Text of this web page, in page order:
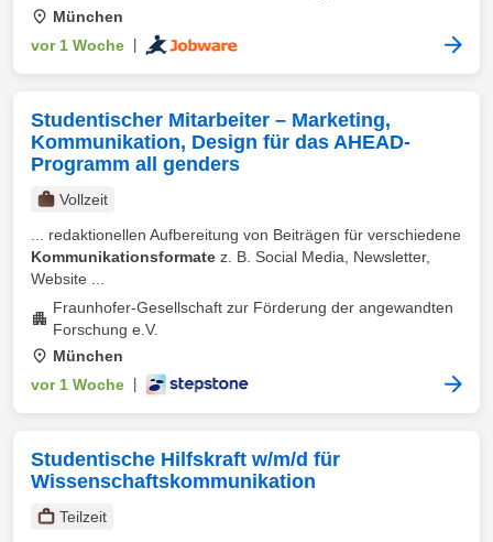
München
vor 1 Woche
Studentischer Mitarbeiter – Marketing,
Kommunikation, Design für das AHEAD-
Programm all genders
Vollzeit
... redaktionellen Aufbereitung von Beiträgen für verschiedene
Kommunikationsformate z. B. Social Media, Newsletter,
Website ...
Fraunhofer-Gesellschaft zur Förderung der angewandten
Forschung e.V.
München
vor 1 Woche
Studentische Hilfskraft w/m/d für
Wissenschaftskommunikation
Teilzeit